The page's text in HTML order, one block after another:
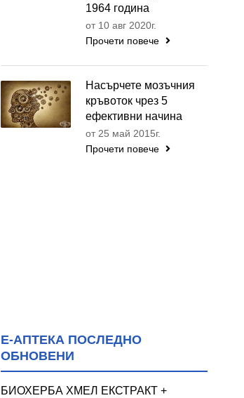
1964 година
от 10 авг 2020г.
Прочети повече
Насърчете мозъчния
кръвоток чрез 5
ефективни начина
от 25 май 2015г.
Прочети повече
Е-АПТЕКА ПОСЛЕДНО
ОБНОВЕНИ
БИОХЕРБА ХМЕЛ ЕКСТРАКТ +